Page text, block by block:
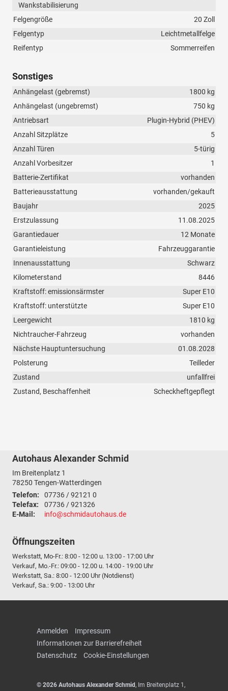
Wankstabilisierung
Felgengröße
20 Zoll
Felgentyp
Leichtmetallfelge
Reifentyp
Sommerreifen
Sonstiges
Anhängelast (gebremst)
1800 kg
Anhängelast (ungebremst)
750 kg
Antriebsart
Plugin-Hybrid (PHEV)
Anzahl Sitzplätze
5
Anzahl Türen
5-türig
Anzahl Vorbesitzer
1
Batterie-Zertifikat
vorhanden
Batterieausstattung
vorhanden/gekauft
Baujahr
2025
Erstzulassung
11.08.2025
Garantiedauer
12 Monate
Garantieleistung
Fahrzeuggarantie
Innenausstattung
Schwarz
Kilometerstand
8446
Kraftstoff: emissionsärmster
Super E10
Kraftstoff: unterstützte
Super E10
Leergewicht
1810 kg
Nichtraucher-Fahrzeug
vorhanden
Nächste Hauptuntersuchung
01.08.2028
Polsterung
Teilleder
Zustand
unfallfrei
Zustand, Beschaffenheit
Scheckheftgepflegt
Autohaus Alexander Schmid
Im Breitenplatz 1
78250 Tengen-Watterdingen
Telefon:
07736 / 92121 0
Telefax:
07736 / 921326
E-Mail:
info@schmidautohaus.de
Öffnungszeiten
Werkstatt, Mo-Fr.: 8:00 - 12:00 u. 13:00 - 17:00 Uhr
Verkauf, Mo.-Fr.: 09:00 - 12.00 u. 14:00 - 19:00 Uhr
Werkstatt, Sa.: 8:00 - 12:00 Uhr (Notdienst)
Verkauf, Sa.: 9:00 - 13:00 Uhr
Anmelden
Impressum
Informationen zur Barrierefreiheit
Datenschutz
Cookie-Einstellungen
© 2026 Autohaus Alexander Schmid, Im Breitenplatz 1 ,